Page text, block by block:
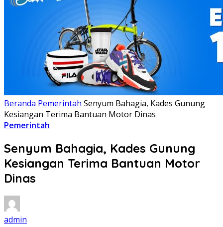
Beranda Pemerintah Senyum Bahagia, Kades Gunung
Kesiangan Terima Bantuan Motor Dinas
Pemerintah
Senyum Bahagia, Kades Gunung
Kesiangan Terima Bantuan Motor
Dinas
admin